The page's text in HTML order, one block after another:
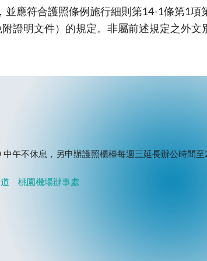
應符合護照條例施行細則第14-1條第1項
證明文件）的規定。非屬前述規定之外文
中午不休息，另申辦護照櫃檯每週三延長辦公時間
桃園機場辦事處